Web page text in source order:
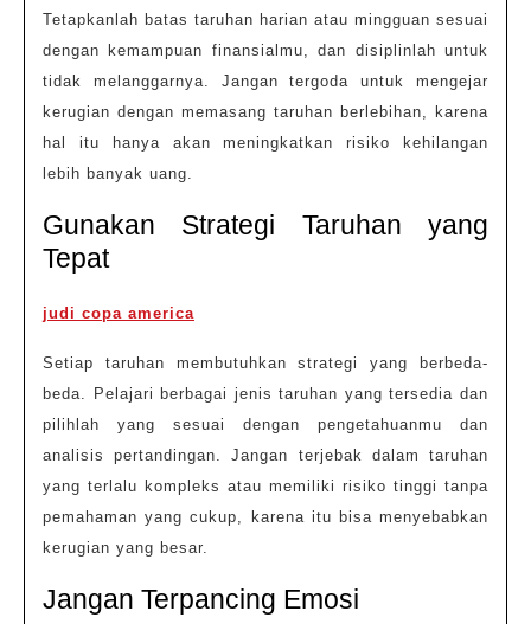
Tetapkanlah batas taruhan harian atau mingguan sesuai
dengan kemampuan finansialmu, dan disiplinlah untuk
tidak melanggarnya. Jangan tergoda untuk mengejar
kerugian dengan memasang taruhan berlebihan, karena
hal itu hanya akan meningkatkan risiko kehilangan
lebih banyak uang.
Gunakan Strategi Taruhan yang
Tepat
judi copa america
Setiap taruhan membutuhkan strategi yang berbeda-
beda. Pelajari berbagai jenis taruhan yang tersedia dan
pilihlah yang sesuai dengan pengetahuanmu dan
analisis pertandingan. Jangan terjebak dalam taruhan
yang terlalu kompleks atau memiliki risiko tinggi tanpa
pemahaman yang cukup, karena itu bisa menyebabkan
kerugian yang besar.
Jangan Terpancing Emosi